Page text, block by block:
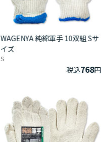
WAGENYA 純綿軍手 10双組 Sサ
イズ
S
税込768円